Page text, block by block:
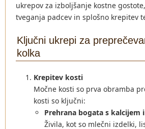
ukrepov za izboljšanje kostne
tveganja padcev in splošno krepitev
Ključni ukrepi za
kolka
Krepitev kosti
Močne kosti so prva obramba
kosti so ključni:
Prehrana bogata s kalcijem
Živila, kot so mlečni izdelki,